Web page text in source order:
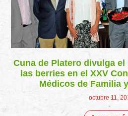
Cuna de Platero divulga
las berries en el XXV
Médicos de Familia
octubre 11,